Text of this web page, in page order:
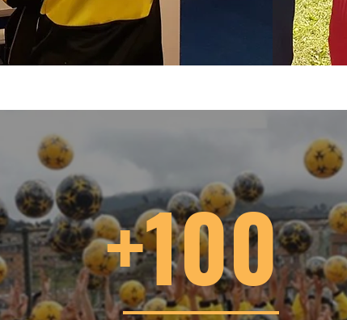
+100